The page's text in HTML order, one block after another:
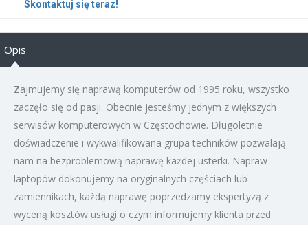
Skontaktuj się teraz!
Opis
Zajmujemy się naprawą komputerów od 1995 roku, wszystko
zaczęło się od pasji. Obecnie jesteśmy jednym z większych
serwisów komputerowych w Częstochowie. Długoletnie
doświadczenie i wykwalifikowana grupa techników pozwalają
nam na bezproblemową naprawę każdej usterki. Napraw
laptopów dokonujemy na oryginalnych częściach lub
zamiennikach, każdą naprawę poprzedzamy ekspertyzą z
wyceną kosztów usługi o czym informujemy klienta przed